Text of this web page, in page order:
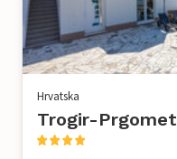
Hrvatska
Trogir-Prgomet